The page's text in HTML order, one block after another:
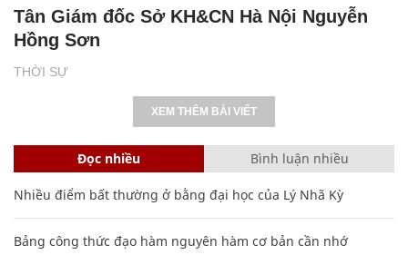
THỜI SỰ
Tân Giám đốc Sở KH&CN Hà Nội Nguyễn
Hồng Sơn
XEM THÊM BÀI VIẾT
Đọc nhiều Bình luận nhiều
Nhiều điểm bất thường ở bằng đại học của Lý Nhã Kỳ
Bảng công thức đạo hàm nguyên hàm cơ bản cần nhớ